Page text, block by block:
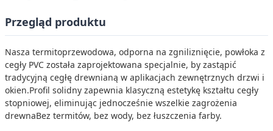
Przegląd produktu
Nasza termitoprzewodowa, odporna na zgniliznięcie, powłoka z
cegły PVC została zaprojektowana specjalnie, by zastąpić
tradycyjną cegłę drewnianą w aplikacjach zewnętrznych drzwi i
okien.Profil solidny zapewnia klasyczną estetykę kształtu cegły
stopniowej, eliminując jednocześnie wszelkie zagrożenia
drewnaBez termitów, bez wody, bez łuszczenia farby.